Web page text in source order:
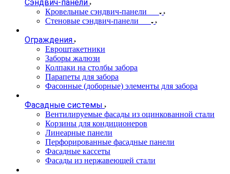
Сэндвич-панели
Кровельные сэндвич-панели
Стеновые сэндвич-панели
Ограждения
Евроштакетники
Заборы жалюзи
Колпаки на столбы забора
Парапеты для забора
Фасонные (доборные) элементы для забора
Фасадные системы
Вентилируемые фасады из оцинкованной стали
Корзины для кондиционеров
Линеарные панели
Перфорированные фасадные панели
Фасадные кассеты
Фасады из нержавеющей стали